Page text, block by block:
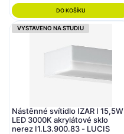
DO KOŠÍKU
VYSTAVENO NA STUDIU
Nástěnné svítidlo IZAR I 15,5W
LED 3000K akrylátové sklo
nerez I1.L3.900.83 - LUCIS